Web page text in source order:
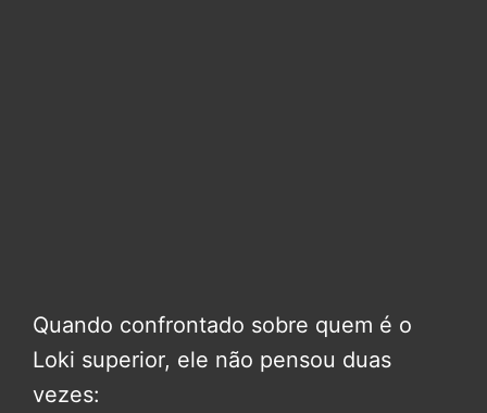
Quando confrontado sobre quem é o
Loki superior, ele não pensou duas
vezes: